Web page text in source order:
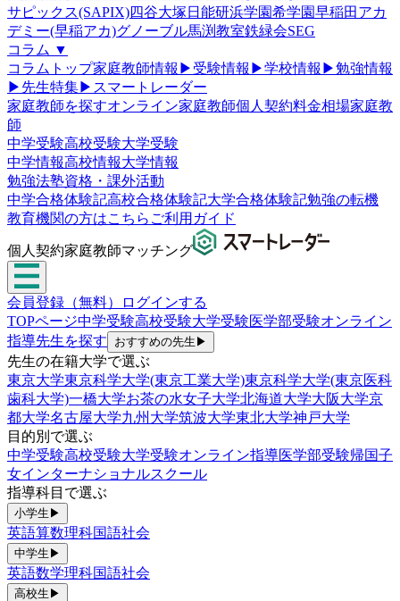
サピックス(SAPIX)四谷大塚 日能研浜学園希学園早稲田アカ
デミー(早稲アカ)グノーブル馬渕教室鉄緑会SEG
コラム ▼
コラムトップ家庭教師情報 ▶ 受験情報 ▶学校情報 ▶勉強情報
▶ 先生特集▶ スマートレーダー
家庭教師を探すオンライン家庭教師個人契約料金相場家庭教
師
中学受験高校受験大学受験
中学情報高校情報大学情報
勉強法塾資格・課外活動
中学合格体験記高校合格体験記大学合格体験記勉強の転機
教育機関の方はこちら ご利用ガイド
個人契約家庭教師マッチング
会員登録（無料）
ログインする
TOPページ中学受験高校受験大学受験医学部受験オンライン
指導先生を探す おすすめの先生 ▶
先生の在籍大学で選ぶ
東京大学東京科学大学(東京工業大学)東京科学大学(東京医科
歯科大学)一橋大学お茶の水女子大学北海道大学大阪大学京
都大学名古屋大学九州大学筑波大学東北大学神戸大学
目的別で選ぶ
中学受験高校受験大学受験オンライン指導医学部受験帰国子
女インターナショナルスクール
指導科目で選ぶ
小学生 ▶
英語算数理科国語社会
中学生 ▶
英語数学理科国語社会
高校生 ▶